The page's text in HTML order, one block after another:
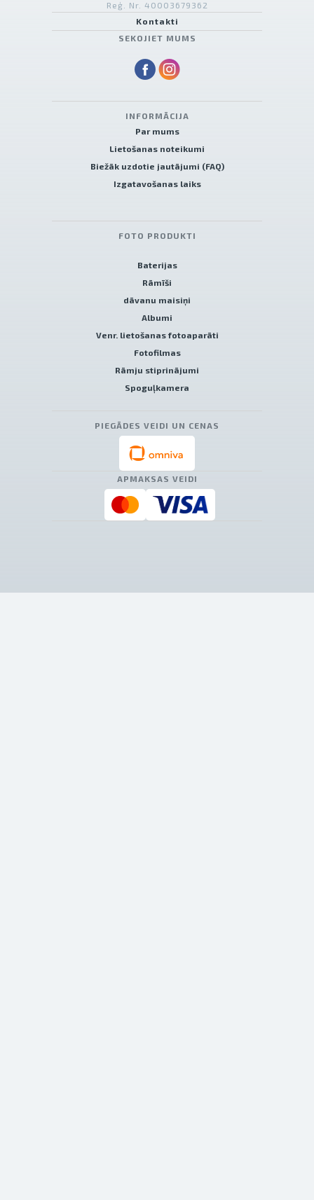
Reģ. Nr. 40003679362
Kontakti
SEKOJIET MUMS
INFORMĀCIJA
Par mums
Lietošanas noteikumi
Biežāk uzdotie jautājumi (FAQ)
Izgatavošanas laiks
FOTO PRODUKTI
Baterijas
Rāmīši
dāvanu maisiņi
Albumi
Venr. lietošanas fotoaparāti
Fotofilmas
Rāmju stiprinājumi
Spoguļkamera
PIEGĀDES VEIDI UN CENAS
APMAKSAS VEIDI